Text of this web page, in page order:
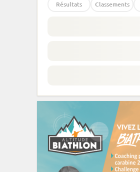
Résultats Classements